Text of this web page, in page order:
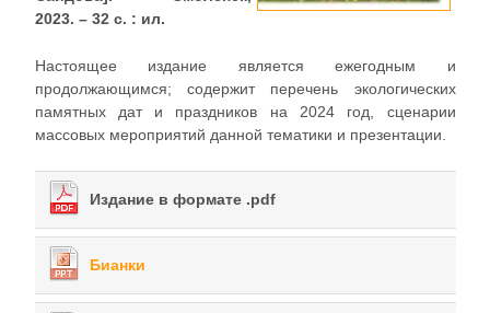
2023. – 32 с. : ил.
Настоящее издание является ежегодным и
продолжающимся; содержит перечень экологических
памятных дат и праздников на 2024 год, сценарии
массовых мероприятий данной тематики и презентации.
Издание в формате .pdf
Бианки